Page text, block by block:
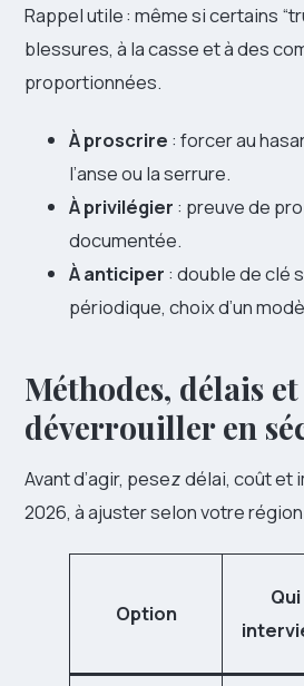
Rappel utile : même si certains
blessures, à la casse et à des
proportionnées.
À proscrire : forcer au
l’anse ou la serrure.
À privilégier : preuve de
documentée.
À anticiper : double de clé
périodique, choix d’un
Méthodes, délais
déverrouiller en
Avant d’agir, pesez délai, coût
2026, à ajuster selon votre
Option
Qui